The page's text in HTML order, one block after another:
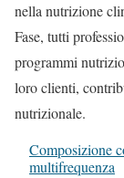
nella nutrizione
Fase, tutti
programmi
loro clienti,
nutrizionale.
Composizione
multifrequenza